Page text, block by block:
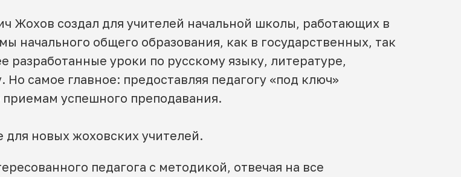
Жохов создал для учителей начальной школы, работающих в
начального общего образования, как в государственных, так
разработанные уроки по русскому языку, литературе,
самое главное: предоставляя педагогу «под ключ»
успешного преподавания.
для новых жоховских учителей.
педагога с методикой, отвечая на все